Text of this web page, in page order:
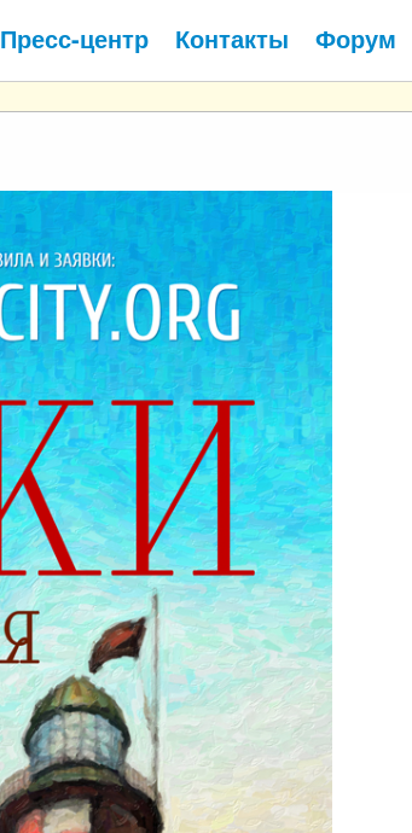
Пресс-центр Контакты Форум